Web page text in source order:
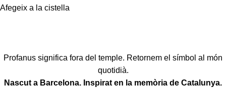
Afegeix a la cistella
Profanus significa fora del temple. Retornem el símbol al món
quotidià.
Nascut a Barcelona. Inspirat en la memòria de Catalunya.